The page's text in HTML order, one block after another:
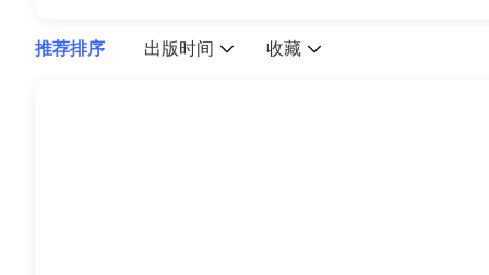
推荐排序 出版时间 收藏